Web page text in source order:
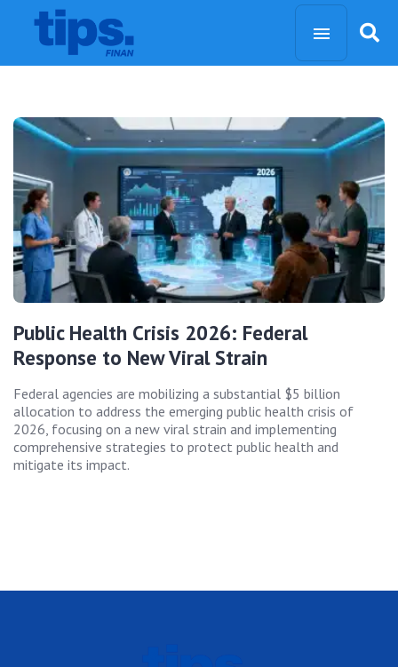
Public Health Crisis 2026: Federal
Response to New Viral Strain
Federal agencies are mobilizing a substantial $5 billion
allocation to address the emerging public health crisis of
2026, focusing on a new viral strain and implementing
comprehensive strategies to protect public health and
mitigate its impact.